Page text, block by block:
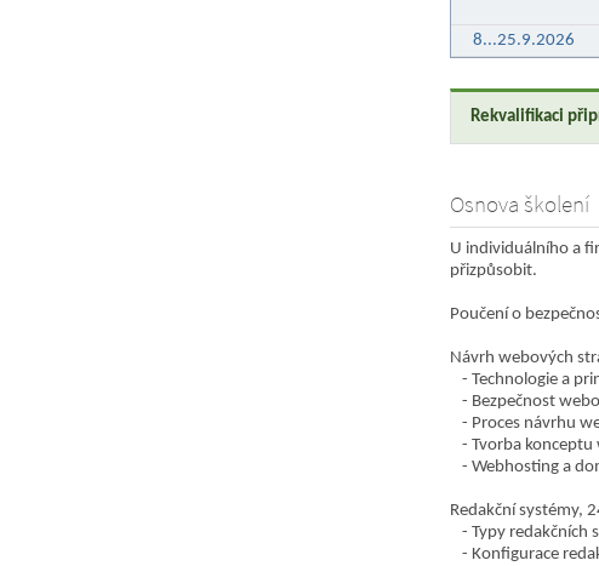
8...25.9.2026
Rekvalifikaci
Osnova školení
U individuálního a
přizpůsobit.
Poučení o
Návrh webových
Technologie a
Bezpečnost
Proces návrhu
Tvorba konceptu
Webhosting a
Redakční systémy,
Typy redakčních
Konfigurace